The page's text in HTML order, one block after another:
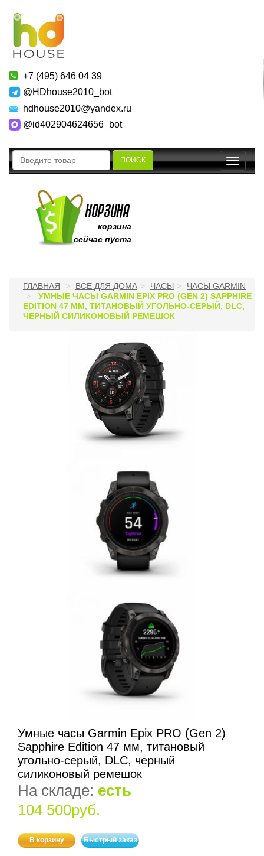
+7 (495) 646 04 39
@HDhouse2010_bot
hdhouse2010@yandex.ru
@id402904624656_bot
ПОИСК
Toggle
корзина
сейчас пуста
ГЛАВНАЯ ВСЕ ДЛЯ ДОМА ЧАСЫ
ЧАСЫ GARMIN
УМНЫЕ ЧАСЫ GARMIN EPIX PRO (GEN 2) SAPPHIRE
EDITION 47 ММ, ТИТАНОВЫЙ УГОЛЬНО-СЕРЫЙ, DLC,
ЧЕРНЫЙ СИЛИКОНОВЫЙ РЕМЕШОК
Умные часы Garmin Epix PRO (Gen 2)
Sapphire Edition 47 мм, титановый
угольно-серый, DLC, черный
силиконовый ремешок
На складе: есть
104 500руб.
В корзину Быстрый заказ